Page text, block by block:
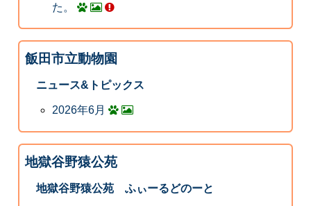
た。
飯田市立動物園
ニュース&トピックス
2026年6月
地獄谷野猿公苑
地獄谷野猿公苑 ふぃーるどのーと